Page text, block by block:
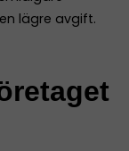
lägre avgift.